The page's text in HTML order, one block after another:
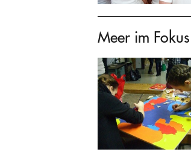
Meer im Fokus